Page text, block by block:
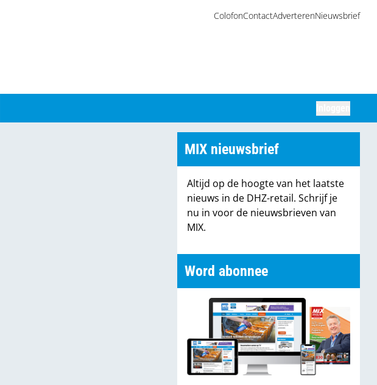
ColofonContactAdverterenNieuwsbrief
MIX nieuwsbrief
Altijd op de hoogte van het laatste
nieuws in de DHZ-retail. Schrijf je
nu in voor de nieuwsbrieven van
MIX.
Word abonnee